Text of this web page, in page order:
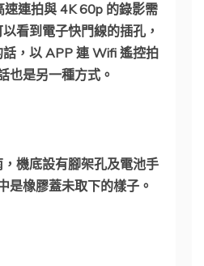
連拍與 4K 60p 的錄影需
看到電子快門線的插孔，
，以 APP 連 Wifi 遙控拍
也是另一種方式。
機底設有腳架孔及電池手
是橡膠蓋未取下的樣子。